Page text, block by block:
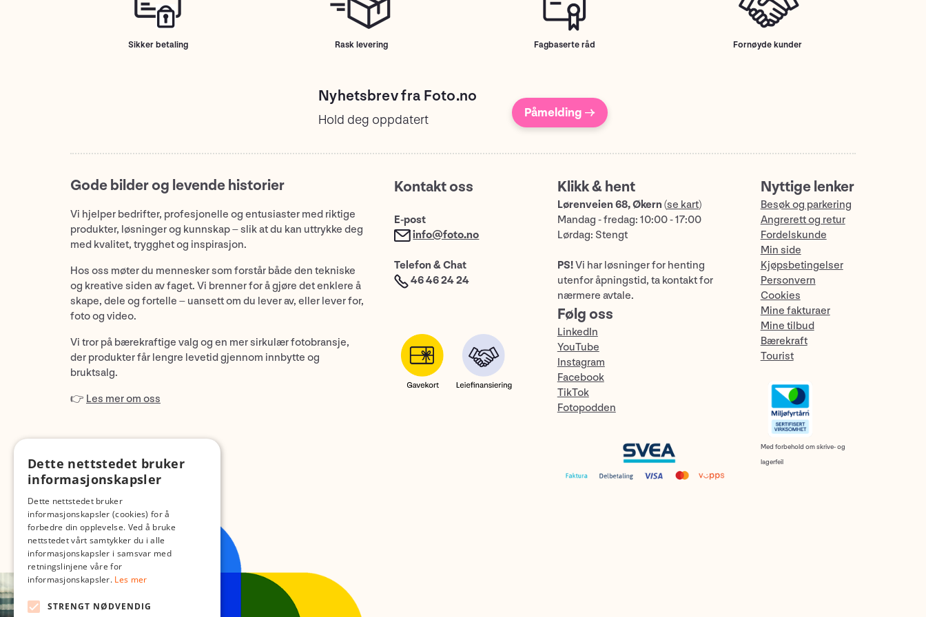
Sikker betaling Rask levering Fagbaserte råd Fornøyde kunder
Nyhetsbrev fra Foto.no
Hold deg oppdatert Påmelding →
Gode bilder og levende historier
Vi hjelper bedrifter, profesjonelle og entusiaster med riktige
produkter, løsninger og kunnskap – slik at du kan uttrykke deg
med kvalitet, trygghet og inspirasjon.
Hos oss møter du mennesker som forstår både den tekniske
og kreative siden av faget. Vi brenner for å gjøre det enklere å
skape, dele og fortelle – uansett om du lever av, eller lever for,
foto og video.
Vi tror på bærekraftige valg og en mer sirkulær fotobransje,
der produkter får lengre levetid gjennom innbytte og
bruktsalg.
👉 Les mer om oss
Kontakt oss
E-post
info@foto.no
Telefon & Chat
46 46 24 24
Klikk & hent
Lørenveien 68, Økern (se kart)
Mandag - fredag: 10:00 - 17:00
Lørdag: Stengt
PS!Vi har løsninger for henting
utenfor åpningstid, ta kontakt for
nærmere avtale.
Følg oss
LinkedIn
YouTube
Instagram
Facebook
TikTok
Fotopodden
Nyttige lenker
Besøk og parkering
Angrerett og retur
Fordelskunde
Min side
Kjøpsbetingelser
Personvern
Cookies
Mine fakturaer
Mine tilbud
Bærekraft
Tourist
Med forbehold om skrive- og
lagerfeil
Dette nettstedet bruker
informasjonskapsler
Dette nettstedet bruker
informasjonskapsler (cookies) for å
forbedre din opplevelse. Ved å bruke
nettstedet vårt samtykker du i alle
informasjonskapsler i samsvar med
retningslinjene våre for
informasjonskapsler. Les mer
STRENGT NØDVENDIG